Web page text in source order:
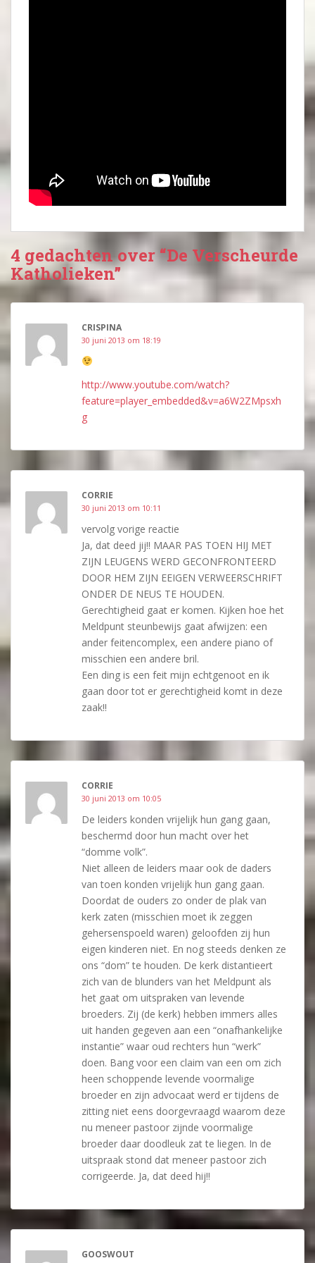
4 gedachten over “De Verscheurde
Katholieken”
CRISPINA
30 juni 2013 om 18:19
http://www.youtube.com/watch?
feature=player_embedded&v=a6W2ZMpsxh
g
CORRIE
30 juni 2013 om 10:11
vervolg vorige reactie
Ja, dat deed jij!! MAAR PAS TOEN HIJ MET
ZIJN LEUGENS WERD GECONFRONTEERD
DOOR HEM ZIJN EEIGEN VERWEERSCHRIFT
ONDER DE NEUS TE HOUDEN.
Gerechtigheid gaat er komen. Kijken hoe het
Meldpunt steunbewijs gaat afwijzen: een
ander feitencomplex, een andere piano of
misschien een andere bril.
Een ding is een feit mijn echtgenoot en ik
gaan door tot er gerechtigheid komt in deze
zaak!!
CORRIE
30 juni 2013 om 10:05
De leiders konden vrijelijk hun gang gaan,
beschermd door hun macht over het
“domme volk”.
Niet alleen de leiders maar ook de daders
van toen konden vrijelijk hun gang gaan.
Doordat de ouders zo onder de plak van
kerk zaten (misschien moet ik zeggen
gehersenspoeld waren) geloofden zij hun
eigen kinderen niet. En nog steeds denken ze
ons “dom” te houden. De kerk distantieert
zich van de blunders van het Meldpunt als
het gaat om uitspraken van levende
broeders. Zij (de kerk) hebben immers alles
uit handen gegeven aan een “onafhankelijke
instantie” waar oud rechters hun “werk”
doen. Bang voor een claim van een om zich
heen schoppende levende voormalige
broeder en zijn advocaat werd er tijdens de
zitting niet eens doorgevraagd waarom deze
nu meneer pastoor zijnde voormalige
broeder daar doodleuk zat te liegen. In de
uitspraak stond dat meneer pastoor zich
corrigeerde. Ja, dat deed hij!!
GOOSWOUT